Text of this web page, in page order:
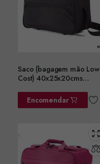
Saco (bagagem mão Low
Cost) 40x25x20cms
Encomendar